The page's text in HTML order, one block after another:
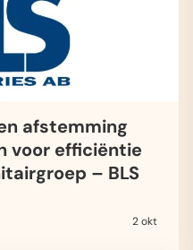
afstemming
voor efficiëntie
– BLS
2 okt